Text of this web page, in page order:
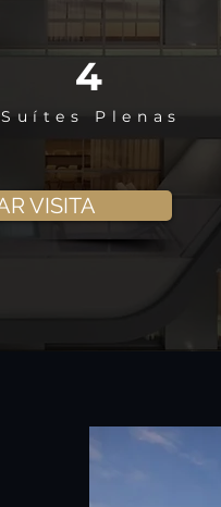
4
Suítes Plenas
VISITA